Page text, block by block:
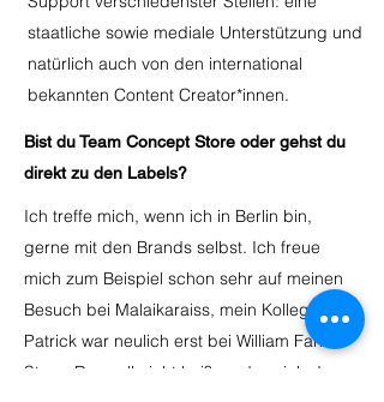
staatliche sowie mediale Unterstützung und
natürlich auch von den international
bekannten Content Creator*innen.
Bist du Team Concept Store oder gehst du
direkt zu den Labels?
Ich treffe mich, wenn ich in Berlin bin,
gerne mit den Brands selbst. Ich freue
mich zum Beispiel schon sehr auf meinen
Besuch bei Malaikaraiss, mein Kollege
Patrick war neulich erst bei William Fan im
Store. Das soll nicht heißen, dass ich dem